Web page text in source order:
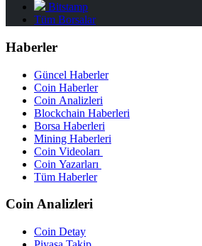
Bitstamp
Tüm Borsalar
Haberler
Güncel Haberler
Coin Haberler
Coin Analizleri
Blockchain Haberleri
Borsa Haberleri
Mining Haberleri
Coin Videoları
Coin Yazarları
Tüm Haberler
Coin Analizleri
Coin Detay